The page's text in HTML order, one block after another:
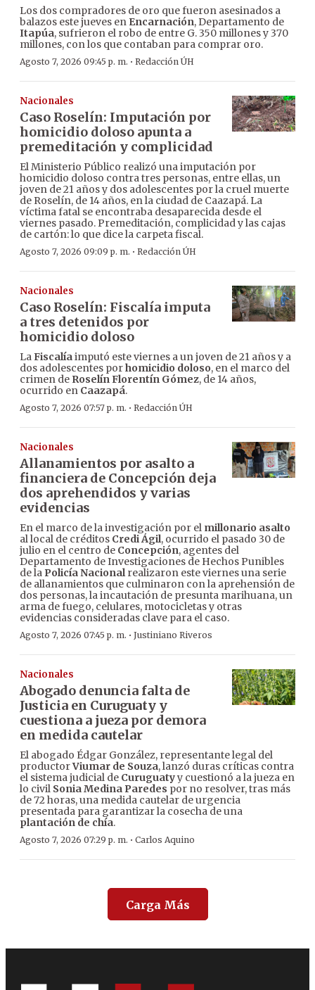
Los dos compradores de oro que fueron asesinados a
balazos este jueves en Encarnación, Departamento de
Itapúa, sufrieron el robo de entre G. 350 millones y 370
millones, con los que contaban para comprar oro.
Agosto 7, 2026 09:45 p. m. · Redacción ÚH
Nacionales
Caso Roselín: Imputación por
homicidio doloso apunta a
premeditación y complicidad
El Ministerio Público realizó una imputación por
homicidio doloso contra tres personas, entre ellas, un
joven de 21 años y dos adolescentes por la cruel muerte
de Roselín, de 14 años, en la ciudad de Caazapá. La
víctima fatal se encontraba desaparecida desde el
viernes pasado. Premeditación, complicidad y las cajas
de cartón: lo que dice la carpeta fiscal.
Agosto 7, 2026 09:09 p. m. · Redacción ÚH
Nacionales
Caso Roselín: Fiscalía imputa
a tres detenidos por
homicidio doloso
LaFiscalíaimputó este viernes a un joven de 21 años y a
dos adolescentes porhomicidio doloso, en el marco del
crimen de Roselín Florentín Gómez, de 14 años,
ocurrido en Caazapá.
Agosto 7, 2026 07:57 p. m. · Redacción ÚH
Nacionales
Allanamientos por asalto a
financiera de Concepción deja
dos aprehendidos y varias
evidencias
En el marco de la investigación por el millonario asalto
al local de créditos Credi Ágil, ocurrido el pasado 30 de
julio en el centro de Concepción, agentes del
Departamento de Investigaciones de Hechos Punibles
de la Policía Nacionalrealizaron este viernes una serie
de allanamientos que culminaron con la aprehensión de
dos personas, la incautación de presunta marihuana, un
arma de fuego, celulares, motocicletas y otras
evidencias consideradas clave para el caso.
Agosto 7, 2026 07:45 p. m. · Justiniano Riveros
Nacionales
Abogado denuncia falta de
Justicia en Curuguaty y
cuestiona a jueza por demora
en medida cautelar
El abogado Édgar González, representante legal del
productorViumar de Souza, lanzó duras críticas contra
el sistema judicial de Curuguatyy cuestionó a la jueza en
lo civil Sonia Medina Paredes por no resolver, tras más
de 72 horas, una medida cautelar de urgencia
presentada para garantizar la cosecha de una
plantación de chía.
Agosto 7, 2026 07:29 p. m. · Carlos Aquino
Carga Más